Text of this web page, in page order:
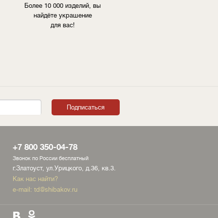
Более 10 000 изделий, вы
найдёте украшение
для вас!
+7 800 350-04-78
Звонок по России бесплатный
г.Златоуст, ул.Урицкого, д.36, кв.3.
Как нас найти?
e-mail: td@shibakov.ru